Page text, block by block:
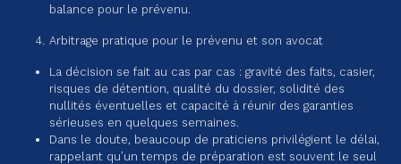
balance pour le prévenu.
Arbitrage pratique pour le prévenu et son avocat
La décision se fait au cas par cas : gravité des faits, casier,
risques de détention, qualité du dossier, solidité des
nullités éventuelles et capacité à réunir des garanties
sérieuses en quelques semaines.
Dans le doute, beaucoup de praticiens privilégient le délai,
rappelant qu’un temps de préparation est souvent le seul